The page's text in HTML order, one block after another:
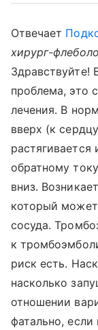
Отвечает
хирург-
Здравствуйте!
проблема, это
лечения. В
вверх (к
растягивается
обратному
вниз.
который может
сосуда.
к
риск есть.
насколько
отношении
фатально,